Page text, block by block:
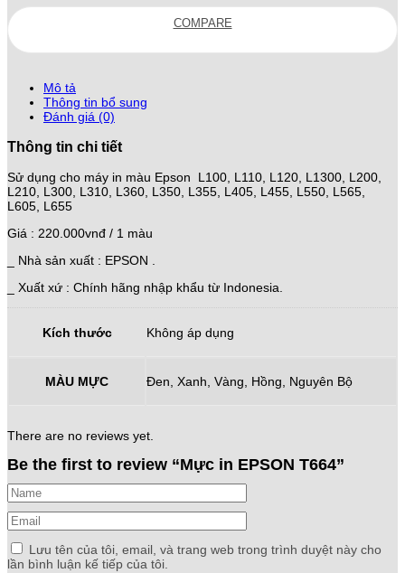
COMPARE
Mô tả
Thông tin bổ sung
Đánh giá (0)
Thông tin chi tiết
Sử dụng cho máy in màu Epson L100, L110, L120, L1300, L200,
L210, L300, L310, L360, L350, L355, L405, L455, L550, L565,
L605, L655
Giá : 220.000vnđ / 1 màu
_ Nhà sản xuất : EPSON .
_ Xuất xứ : Chính hãng nhập khẩu từ Indonesia.
Kích thước Không áp dụng
MÀU MỰC Đen, Xanh, Vàng, Hồng, Nguyên Bộ
There are no reviews yet.
Be the first to review “Mực in EPSON T664”
Lưu tên của tôi, email, và trang web trong trình duyệt này cho
lần bình luận kế tiếp của tôi.